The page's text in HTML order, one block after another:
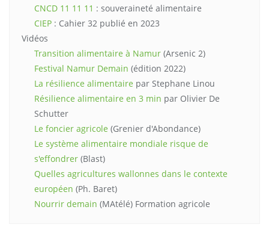
CNCD 11 11 11 : souveraineté alimentaire
CIEP : Cahier 32 publié en 2023
Vidéos
Transition alimentaire à Namur (Arsenic 2)
Festival Namur Demain (édition 2022)
La résilience alimentaire par Stephane Linou
Résilience alimentaire en 3 min par Olivier De
Schutter
Le foncier agricole (Grenier d'Abondance)
Le système alimentaire mondiale risque de
s'effondrer (Blast)
Quelles agricultures wallonnes dans le contexte
européen (Ph. Baret)
Nourrir demain (MAtélé) Formation agricole